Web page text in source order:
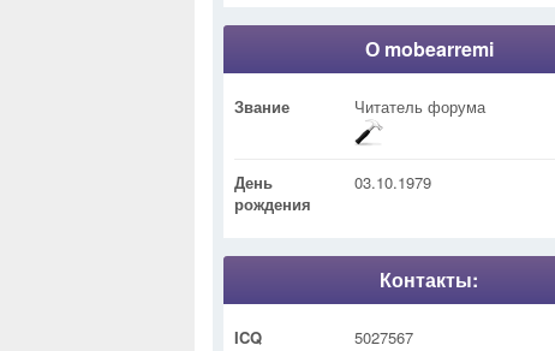
О mobearremi
Звание Читатель форума
День
рождения
03.10.1979
Контакты:
ICQ 5027567